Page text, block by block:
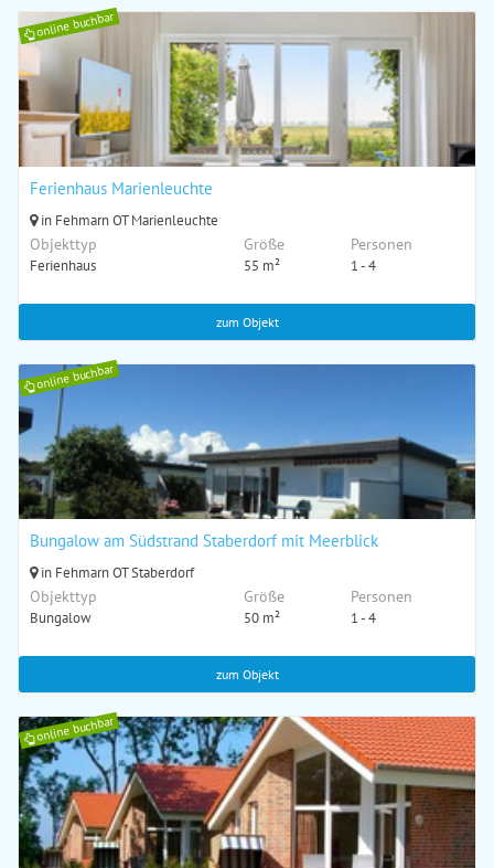
online buchbar
Ferienhaus Marienleuchte
in Fehmarn OT Marienleuchte
Objekttyp
Ferienhaus
Größe
55 m²
Personen
1 - 4
zum Objekt
online buchbar
Bungalow am Südstrand Staberdorf mit Meerblick
in Fehmarn OT Staberdorf
Objekttyp
Bungalow
Größe
50 m²
Personen
1 - 4
zum Objekt
online buchbar